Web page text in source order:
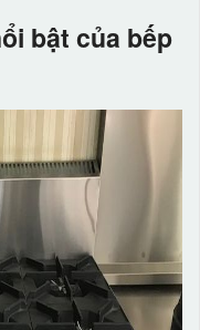
bật của bếp